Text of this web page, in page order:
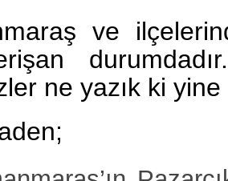
ve
ne yazık ki